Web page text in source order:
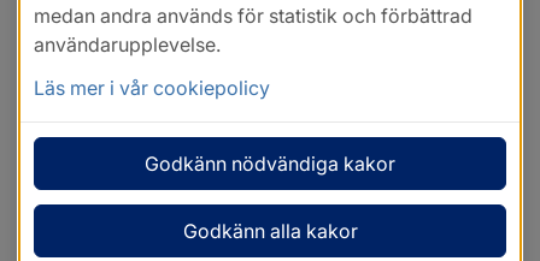
medan andra används för statistik och förbättrad
användarupplevelse.
Läs mer i vår cookiepolicy
Godkänn nödvändiga kakor
Godkänn alla kakor